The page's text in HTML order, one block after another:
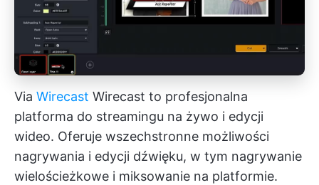
Via Wirecast Wirecast to profesjonalna
platforma do streamingu na żywo i edycji
wideo. Oferuje wszechstronne możliwości
nagrywania i edycji dźwięku, w tym nagrywanie
wielościeżkowe i miksowanie na platformie.